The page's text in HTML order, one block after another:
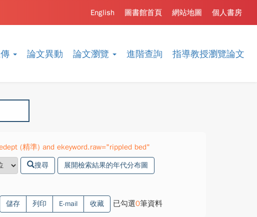
論文異動 論文瀏覽 進階查詢 指導教授瀏覽論文
個人書房
網站地圖
圖書館首頁
English
(精準) and ekeyword.raw="rippled bed"
搜尋 展開檢索結果的年代分布圖
儲存 列印 E-mail 收藏 已勾選0筆資料